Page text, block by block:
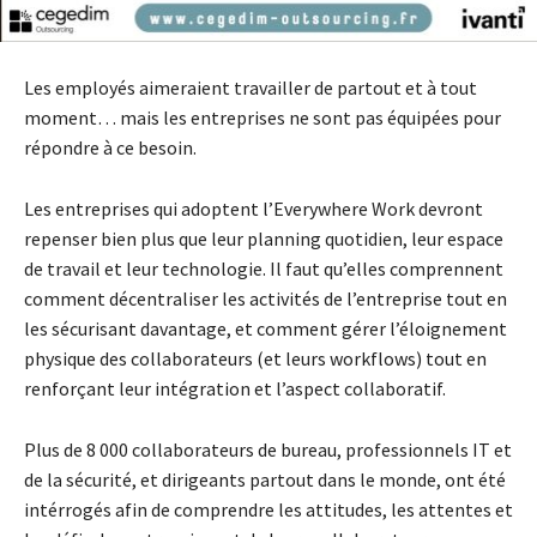
Les employés aimeraient travailler de partout et à tout
moment… mais les entreprises ne sont pas équipées pour
répondre à ce besoin.
Les entreprises qui adoptent l’Everywhere Work devront
repenser bien plus que leur planning quotidien, leur espace
de travail et leur technologie. Il faut qu’elles comprennent
comment décentraliser les activités de l’entreprise tout en
les sécurisant davantage, et comment gérer l’éloignement
physique des collaborateurs (et leurs workflows) tout en
renforçant leur intégration et l’aspect collaboratif.
Plus de 8 000 collaborateurs de bureau, professionnels IT et
de la sécurité, et dirigeants partout dans le monde, ont été
intérrogés afin de comprendre les attitudes, les attentes et